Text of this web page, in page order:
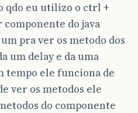
qdo eu utilizo o ctrl +
componente do java
pra ver os metodo dos
um delay e da uma
tempo ele funciona de
ver os metodos ele
do componente